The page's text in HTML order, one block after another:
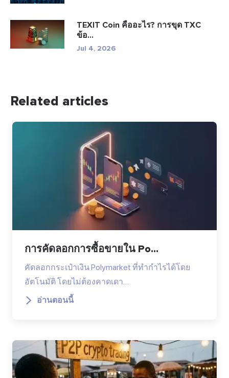
TEXIT Coin คืออะไร? การขุด TXC
ข้อ...
Jul 4, 2026
Related articles
การคัดลอกการซื้อขายใน Po...
คัดลอกกระเป๋าเงิน Polymarket ที่ทำกำไรได้โดย
อัตโนมัติ โดยไม่ต้องคาดเดา…
อ่านตอนนี้